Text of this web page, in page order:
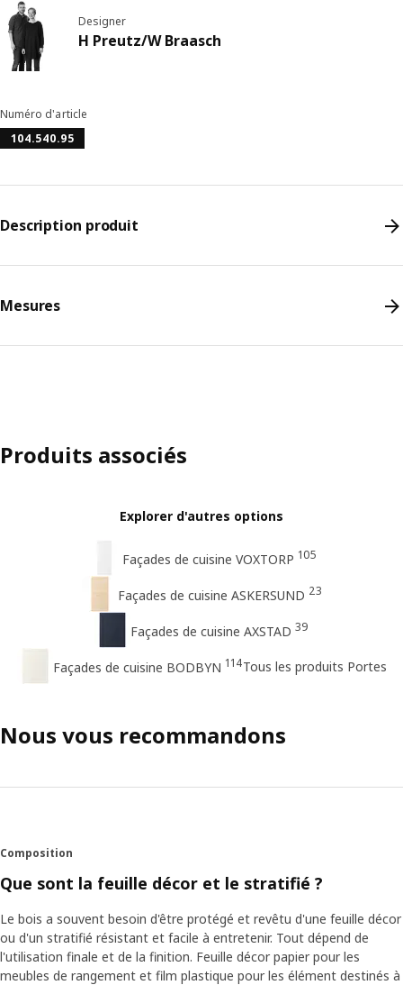
Designer
H Preutz/W Braasch
Numéro d'article
104.540.95
Description produit
Mesures
Produits associés
Explorer d'autres options
Façades de cuisine VOXTORP 105
Façades de cuisine ASKERSUND 23
Façades de cuisine AXSTAD 39
Façades de cuisine BODBYN 114Tous les produits Portes
Nous vous recommandons
Composition
Que sont la feuille décor et le stratifié ?
Le bois a souvent besoin d'être protégé et revêtu d'une feuille décor
ou d'un stratifié résistant et facile à entretenir. Tout dépend de
l'utilisation finale et de la finition. Feuille décor papier pour les
meubles de rangement et film plastique pour les élément destinés à